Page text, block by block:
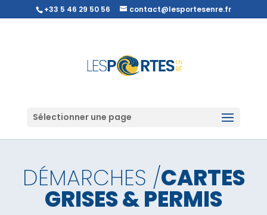
+33 5 46 29 50 56 contact@lesportesenre.fr
Sélectionner une page
DÉMARCHES /CARTES
GRISES & PERMIS